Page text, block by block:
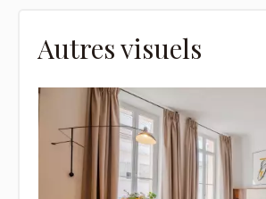
Autres visuels